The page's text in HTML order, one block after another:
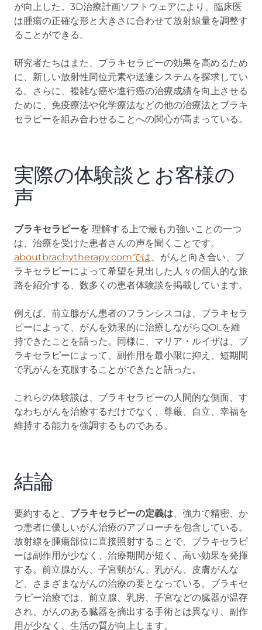
が向上した。3D治療計画ソフトウェアにより、臨床医
は腫瘍の正確な形と大きさに合わせて放射線量を調整す
ることができる。
研究者たちはまた、ブラキセラピーの効果を高めるため
に、新しい放射性同位元素や送達システムを探求してい
る。さらに、複雑な癌や進行癌の治療成績を向上させる
ために、免疫療法や化学療法などの他の治療法とブラキ
セラピーを組み合わせることへの関心が高まっている。
実際の体験談とお客様の
声
ブラキセラピーを 理解する上で最も力強いことの一つ
は、治療を受けた患者さんの声を聞くことです。
aboutbrachytherapy.comでは (opens in new tab)
、がんと向き合い、ブ
ラキセラピーによって希望を見出した人々の個人的な旅
路を紹介する、数多くの患者体験談を掲載しています。
例えば、前立腺がん患者のフランシスコは、ブラキセラ
ピーによって、がんを効果的に治療しながらQOLを維
持できたことを語った。同様に、マリア・ルイザは、ブ
ラキセラピーによって、副作用を最小限に抑え、短期間
で乳がんを克服することができたと語った。
これらの体験談は、ブラキセラピーの人間的な側面、す
なわちがんを治療するだけでなく、尊厳、自立、幸福を
維持する能力を強調するものである。
結論
要約すると、 ブラキセラピーの定義は 、強力で精密、か
つ患者に優しいがん治療のアプローチを包含している。
放射線を腫瘍部位に直接照射することで、ブラキセラピ
ーは副作用が少なく、治療期間が短く、高い効果を発揮
する。前立腺がん、子宮頸がん、乳がん、皮膚がんな
ど、さまざまながんの治療の要となっている。ブラキセ
ラピー治療では、前立腺、乳房、子宮などの臓器が温存
され、がんのある臓器を摘出する手術とは異なり、副作
用が少なく、生活の質が向上します。